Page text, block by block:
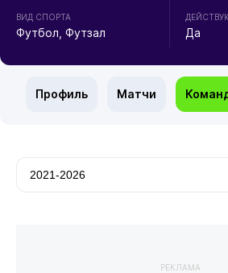
ВИД СПОРТА
Футбол, Футзал Да
Профиль Матчи
РЕКЛАМА